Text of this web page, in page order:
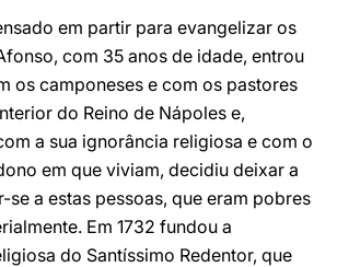
em partir para evangelizar os
com 35 anos de idade, entrou
os camponeses e com os pastores
do Reino de Nápoles e,
a sua ignorância religiosa e com o
em que viviam, decidiu deixar a
se a estas pessoas, que eram pobres
Em 1732 fundou a
do Santíssimo Redentor, que